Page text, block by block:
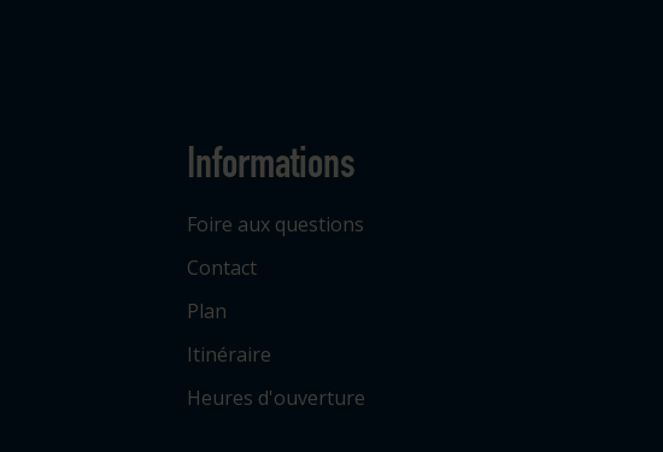
Informations
Foire aux questions
Contact
Plan
Itinéraire
Heures d'ouverture